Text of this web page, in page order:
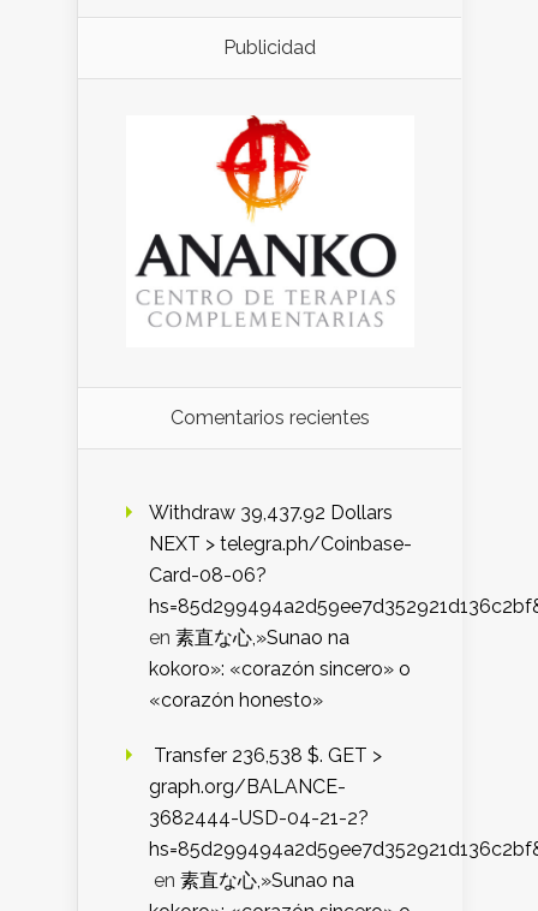
Publicidad
Comentarios recientes
Withdraw 39,437.92 Dollars
NEXT > telegra.ph/Coinbase-
Card-08-06?
en 素直な心,»Sunao na
kokoro»: «corazón sincero» o
«corazón honesto»
️ Transfer 236,538 $. GET >
graph.org/BALANCE-
3682444-USD-04-21-2?
en 素直な心,»Sunao na